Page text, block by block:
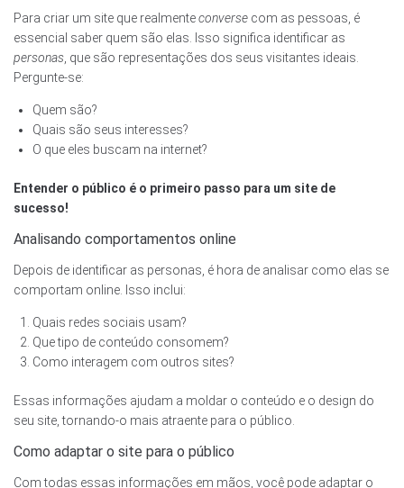
Para criar um site que realmenteconverse com as pessoas, é
essencial saber quem são elas. Isso significa identificar as
personas , que são representações dos seus visitantes ideais.
Pergunte-se:
Quem são?
Quais são seus interesses?
O que eles buscam na internet?
Entender o público é o primeiro passo para um site de
sucesso!
Analisando comportamentos online
Depois de identificar as personas, é hora de analisar como elas se
comportam online. Isso inclui:
Quais redes sociais usam?
Que tipo de conteúdo consomem?
Como interagem com outros sites?
Essas informações ajudam a moldar o conteúdo e o design do
seu site, tornando-o mais atraente para o público.
Como adaptar o site para o público
Com todas essas informações em mãos, você pode adaptar o